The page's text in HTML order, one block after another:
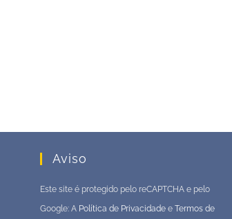
Aviso
Este site é protegido pelo reCAPTCHA e pelo
Google: A Política de Privacidade e Termos de